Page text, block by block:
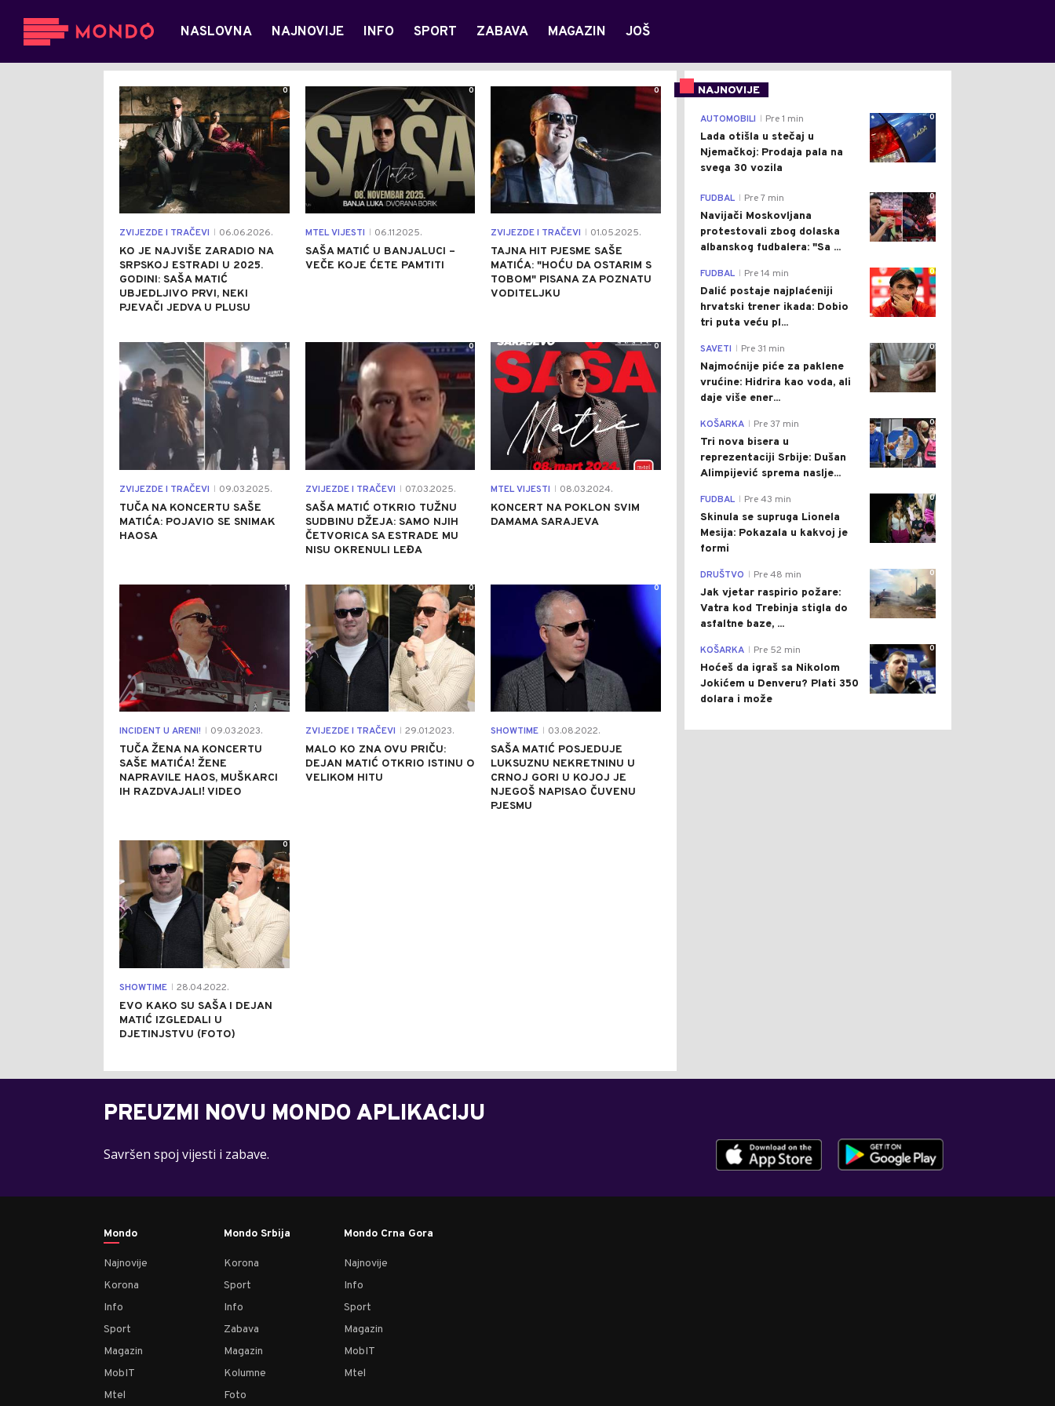
NASLOVNA NAJNOVIJE INFO SPORT ZABAVA MAGAZIN JOŠ
ZVIJEZDE I TRAČEVI 06.06.2026.
KO JE NAJVIŠE ZARADIO NA
SRPSKOJ ESTRADI U 2025.
GODINI: SAŠA MATIĆ
UBJEDLJIVO PRVI, NEKI
PJEVAČI JEDVA U PLUSU
0
MTEL VIJESTI 06.11.2025.
SAŠA MATIĆ U BANJALUCI –
VEČE KOJE ĆETE PAMTITI
0
ZVIJEZDE I TRAČEVI 01.05.2025.
TAJNA HIT PJESME SAŠE
MATIĆA: "HOĆU DA OSTARIM S
TOBOM" PISANA ZA POZNATU
VODITELJKU
0
ZVIJEZDE I TRAČEVI 09.03.2025.
TUČA NA KONCERTU SAŠE
MATIĆA: POJAVIO SE SNIMAK
HAOSA
1
ZVIJEZDE I TRAČEVI 07.03.2025.
SAŠA MATIĆ OTKRIO TUŽNU
SUDBINU DŽEJA: SAMO NJIH
ČETVORICA SA ESTRADE MU
NISU OKRENULI LEĐA
0
MTEL VIJESTI 08.03.2024.
KONCERT NA POKLON SVIM
DAMAMA SARAJEVA
0
INCIDENT U ARENI! 09.03.2023.
TUČA ŽENA NA KONCERTU
SAŠE MATIĆA! ŽENE
NAPRAVILE HAOS, MUŠKARCI
IH RAZDVAJALI! VIDEO
1
ZVIJEZDE I TRAČEVI 29.01.2023.
MALO KO ZNA OVU PRIČU:
DEJAN MATIĆ OTKRIO ISTINU O
VELIKOM HITU
0
SHOWTIME 03.08.2022.
SAŠA MATIĆ POSJEDUJE
LUKSUZNU NEKRETNINU U
CRNOJ GORI U KOJOJ JE
NJEGOŠ NAPISAO ČUVENU
PJESMU
0
SHOWTIME 28.04.2022.
EVO KAKO SU SAŠA I DEJAN
MATIĆ IZGLEDALI U
DJETINJSTVU (FOTO)
0
NAJNOVIJE
0
AUTOMOBILI Pre 1 min
Lada otišla u stečaj u
Njemačkoj: Prodaja pala na
svega 30 vozila
0
FUDBAL Pre 7 min
Navijači Moskovljana
protestovali zbog dolaska
albanskog fudbalera: "Sa ...
0
FUDBAL Pre 14 min
Dalić postaje najplaćeniji
hrvatski trener ikada: Dobio
tri puta veću pl...
0
SAVETI Pre 31 min
Najmoćnije piće za paklene
vrućine: Hidrira kao voda, ali
daje više ener...
0
KOŠARKA Pre 37 min
Tri nova bisera u
reprezentaciji Srbije: Dušan
Alimpijević sprema naslje...
0
FUDBAL Pre 43 min
Skinula se supruga Lionela
Mesija: Pokazala u kakvoj je
formi
0
DRUŠTVO Pre 48 min
Jak vjetar raspirio požare:
Vatra kod Trebinja stigla do
asfaltne baze, ...
0
KOŠARKA Pre 52 min
Hoćeš da igraš sa Nikolom
Jokićem u Denveru? Plati 350
dolara i može
PREUZMI NOVU MONDO APLIKACIJU
Savršen spoj vijesti i zabave.
Mondo
Najnovije
Korona
Info
Sport
Magazin
MobIT
Mtel
Mondo Srbija
Korona
Sport
Info
Zabava
Magazin
Kolumne
Foto
Mondo Crna Gora
Najnovije
Info
Sport
Magazin
MobIT
Mtel